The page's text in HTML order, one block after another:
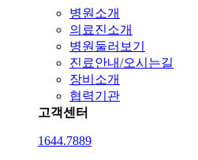
병원소개
의료진소개
병원둘러보기
진료안내/오시는길
장비소개
협력기관
고객센터
1644.7889